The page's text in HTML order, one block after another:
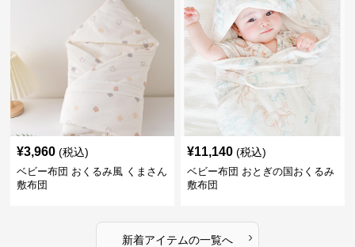
¥3,960 (税込)
ベビー布団 おくるみ風 くまさん
敷布団
¥11,140 (税込)
ベビー布団 おとぎの国おくるみ
敷布団
新着アイテムの一覧へ ›